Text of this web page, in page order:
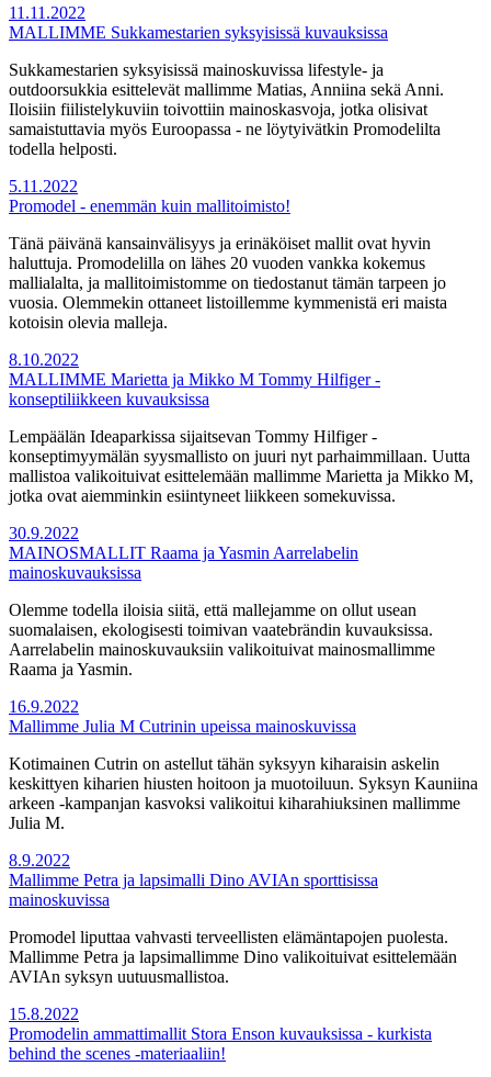
11.11.2022
MALLIMME Sukkamestarien syksyisissä kuvauksissa
Sukkamestarien syksyisissä mainoskuvissa lifestyle- ja
outdoorsukkia esittelevät mallimme Matias, Anniina sekä Anni.
Iloisiin fiilistelykuviin toivottiin mainoskasvoja, jotka olisivat
samaistuttavia myös Euroopassa - ne löytyivätkin Promodelilta
todella helposti.
5.11.2022
Promodel - enemmän kuin mallitoimisto!
Tänä päivänä kansainvälisyys ja erinäköiset mallit ovat hyvin
haluttuja. Promodelilla on lähes 20 vuoden vankka kokemus
mallialalta, ja mallitoimistomme on tiedostanut tämän tarpeen jo
vuosia. Olemmekin ottaneet listoillemme kymmenistä eri maista
kotoisin olevia malleja.
8.10.2022
MALLIMME Marietta ja Mikko M Tommy Hilfiger -
konseptiliikkeen kuvauksissa
Lempäälän Ideaparkissa sijaitsevan Tommy Hilfiger -
konseptimyymälän syysmallisto on juuri nyt parhaimmillaan. Uutta
mallistoa valikoituivat esittelemään mallimme Marietta ja Mikko M,
jotka ovat aiemminkin esiintyneet liikkeen somekuvissa.
30.9.2022
MAINOSMALLIT Raama ja Yasmin Aarrelabelin
mainoskuvauksissa
Olemme todella iloisia siitä, että mallejamme on ollut usean
suomalaisen, ekologisesti toimivan vaatebrändin kuvauksissa.
Aarrelabelin mainoskuvauksiin valikoituivat mainosmallimme
Raama ja Yasmin.
16.9.2022
Mallimme Julia M Cutrinin upeissa mainoskuvissa
Kotimainen Cutrin on astellut tähän syksyyn kiharaisin askelin
keskittyen kiharien hiusten hoitoon ja muotoiluun. Syksyn Kauniina
arkeen -kampanjan kasvoksi valikoitui kiharahiuksinen mallimme
Julia M.
8.9.2022
Mallimme Petra ja lapsimalli Dino AVIAn sporttisissa
mainoskuvissa
Promodel liputtaa vahvasti terveellisten elämäntapojen puolesta.
Mallimme Petra ja lapsimallimme Dino valikoituivat esittelemään
AVIAn syksyn uutuusmallistoa.
15.8.2022
Promodelin ammattimallit Stora Enson kuvauksissa - kurkista
behind the scenes -materiaaliin!